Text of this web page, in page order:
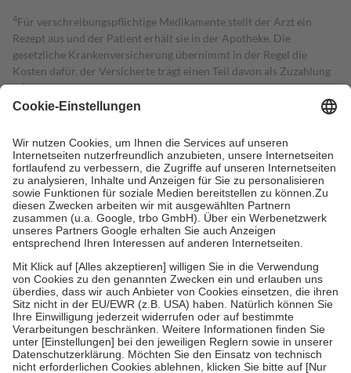
4Für verschreibungspflichtige Medikamente stellt der Arzt ein
Rezept aus und der Patient erhält sie in der Apotheke. Die
gesetzliche Krankenversicherung übernimmt in der Regel die
Kosten dafür, der Versicherte trägt einen Teil davon als Zuzahlung
mit.
Grundsätzlich leisten Mitglieder Zuzahlungen in Höhe von zehn
höchstens zehn Euro.
Es sind jedoch nie mehr als die tatsächlichen
Kosten der Leistung zu entrichten.
Diese Regeln gelten grundsätzlich auch für Online-Apotheken.
Bei Heilmitteln und häuslicher Krankenpflege beträgt die
Zuzahlung zehn Prozent der Kosten sowie zehn Euro je
Verordnung.
Um das Engagement der Versicherten für ihre eigene Gesundheit zu
stärken und die besondere Stellung der Familie zu unterstützen,
fallenkeine Zuzahlungenan bei:
• Kindern und Jugendlichen bis zum vollendeten 18. Lebensjahr
mit Ausnahme der Fahrkosten
• Untersuchungen zur Vorsorge und Früherkennung, die von der
GKV getragen werden
• empfohlenen Schutzimpfungen
• Harn- und Blutteststreifen